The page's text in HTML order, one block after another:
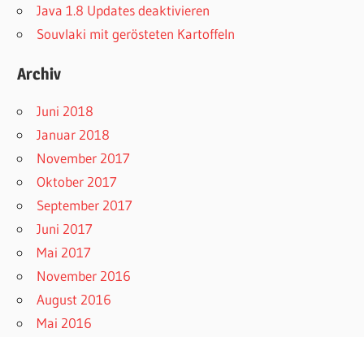
Java 1.8 Updates deaktivieren
Souvlaki mit gerösteten Kartoffeln
Archiv
Juni 2018
Januar 2018
November 2017
Oktober 2017
September 2017
Juni 2017
Mai 2017
November 2016
August 2016
Mai 2016